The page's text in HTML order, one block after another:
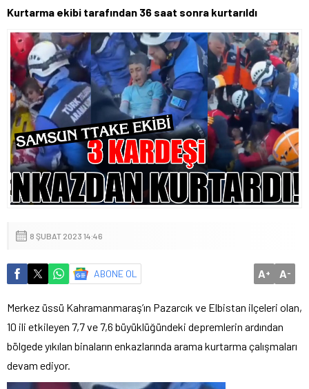
Kurtarma ekibi tarafından 36 saat sonra kurtarıldı
8 ŞUBAT 2023 14:46
ABONE OL A+ A-
Merkez üssü Kahramanmaraş’ın Pazarcık ve Elbistan ilçeleri olan,
10 ili etkileyen 7,7 ve 7,6 büyüklüğündeki depremlerin ardından
bölgede yıkılan binaların enkazlarında arama kurtarma çalışmaları
devam ediyor.